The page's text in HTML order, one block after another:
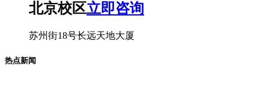
北京校区立即咨询
苏州街18号长远天地大厦
热点新闻